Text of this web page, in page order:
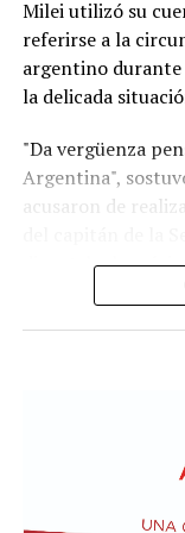
El relevamiento
de referenciaen
laborales:
Operario
27.000
chilenos.
argentinos;
pesos
Al respecto, el
referencia, dado
distintos factores
umbrales iniciales.
Milei utilizó su
referirse a la
argentino durante
la delicada
"Da vergüenza
Argentina",
acusaron de
disputaba la